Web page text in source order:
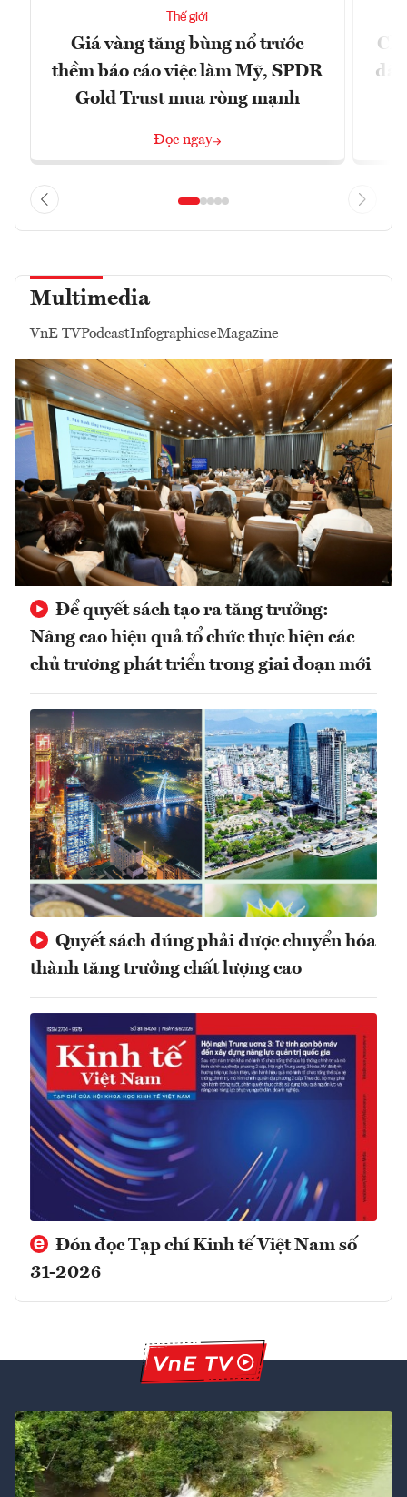
Thế giới
Giá vàng tăng bùng nổ trước
thềm báo cáo việc làm Mỹ, SPDR
Gold Trust mua ròng mạnh
Đọc ngay
đã
Multimedia
VnE TVPodcastInfographicseMagazine
Để quyết sách tạo ra tăng trưởng:
Nâng cao hiệu quả tổ chức thực hiện các
chủ trương phát triển trong giai đoạn mới
Quyết sách đúng phải được chuyển hóa
thành tăng trưởng chất lượng cao
Đón đọc Tạp chí Kinh tế Việt Nam số
31-2026